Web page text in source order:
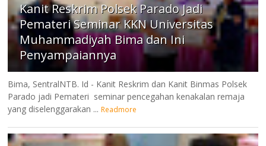
Kanit Reskrim Polsek Parado Jadi
Pemateri Seminar KKN Universitas
Muhammadiyah Bima dan Ini
Penyampaiannya
Bima, SentralNTB. Id - Kanit Reskrim dan Kanit Binmas Polsek
Parado jadi Pemateri seminar pencegahan kenakalan remaja
yang diselenggarakan ... Readmore